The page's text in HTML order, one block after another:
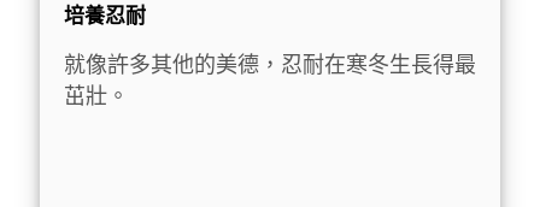
培養忍耐
就像許多其他的美德，忍耐在寒冬生長得最
茁壯。